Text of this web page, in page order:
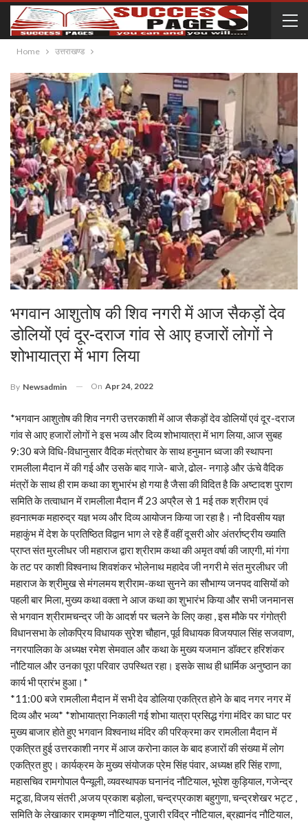
Home उत्तराखण्ड
भगवान आशुतोष की शिव नगरी में आज सैकड़ों देव
डोलियों एवं दूर-दराज गांव से आए हजारों लोगों ने
शोभायात्रा में भाग लिया
By Newsadmin On Apr 24, 2022
*भगवान आशुतोष की शिव नगरी उत्तरकाशी में आज सैकड़ों देव डोलियों एवं दूर-दराज
गांव से आए हजारों लोगों ने इस भव्य और दिव्य शोभायात्रा में भाग लिया, आज सुबह
9:30 बजे विधि-विधानुसार वैदिक मंत्रोचार के साथ हनुमान ध्वजा की स्थापना
रामलीला मैदान में की गई और उसके बाद गाजे- बाजे, ढोल- नगाड़े और ऊंचे वैदिक
मंत्रों के साथ ही राम कथा का शुभारंभ हो गया है जैसा की विदित है कि अष्टादश पुराण
समिति के तत्वाधान में रामलीला मैदान मैं 23 अप्रैल से 1 मई तक श्रीराम एवं
हवनात्मक महारुद्र यज्ञ भव्य और दिव्य आयोजन किया जा रहा है। नौ दिवसीय यज्ञ
महाकुंभ में देश के प्रतिष्ठित विद्वान भाग ले रहे हैं वहीं दूसरी ओर अंतर्राष्ट्रीय ख्याति
प्राप्त संत मुरलीधर जी महाराज द्वारा श्रीराम कथा की अमृत वर्षा की जाएगी, मां गंगा
के तट पर काशी विश्वनाथ शिवशंकर भोलेनाथ महादेव जी नगरी मे संत मुरलीधर जी
महाराज के श्रीमुख से मंगलमय श्रीराम-कथा सुनने का सौभाग्य जनपद वासियों को
पहली बार मिला, मुख्य कथा वक्ता ने आज कथा का शुभारंभ किया और सभी जनमानस
से भगवान श्रीरामचन्द्र जी के आदर्श पर चलने के लिए कहा , इस मौके पर गंगोत्री
विधानसभा के लोकप्रिय विधायक सुरेश चौहान, पूर्व विधायक विजयपाल सिंह सजवाण,
नगरपालिका के अध्यक्ष रमेश सेमवाल और कथा के मुख्य यजमान डॉक्टर हरिशंकर
नौटियाल और उनका पूरा परिवार उपस्थित रहा। इसके साथ ही धार्मिक अनुष्ठान का
कार्य भी प्रारंभ हुआ।*
*11:00 बजे रामलीला मैदान में सभी देव डोलिया एकत्रित होने के बाद नगर नगर में
दिव्य और भव्य* *शोभायात्रा निकाली गई शोभा यात्रा प्रसिद्ध गंगा मंदिर का घाट पर
मुख्य बाजार होते हुए भगवान विश्वनाथ मंदिर की परिक्रमा कर रामलीला मैदान में
एकत्रित हुई उत्तरकाशी नगर में आज करोना काल के बाद हजारों की संख्या में लोग
एकत्रित हुए। कार्यक्रम के मुख्य संयोजक प्रेम सिंह पंवार, अध्यक्ष हरि सिंह राणा,
महासचिव रामगोपाल पैन्यूली, व्यवस्थापक घनानंद नौटियाल, भूपेश कुड़ियाल, गजेन्द्र
मटूडा, विजय संतरी ,अजय प्रकाश बड़ोला, चन्द्रप्रकाश बहुगुणा, चन्द्रशेखर भट्ट ,
समिति के लेखाकार रामकृष्ण नौटियाल, पुजारी रविंद्र नौटियाल, ब्रह्मानंद नौटियाल,